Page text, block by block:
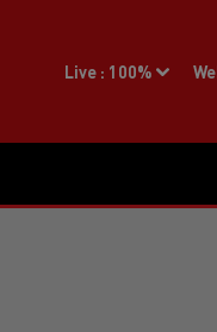
Live : 100%